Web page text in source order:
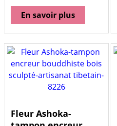
En savoir plus
Fleur Ashoka-